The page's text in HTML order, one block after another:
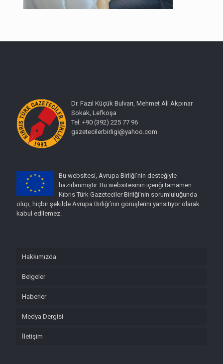
Dr. Fazıl Küçük Bulvarı, Mehmet Ali Akpınar
Sokak, Lefkoşa
Tel: +90 (392) 225 77 96
gazetecilerbirligi@yahoo.com
Bu websitesi, Avrupa Birliği’nin desteğiyle
hazırlanmıştır. Bu websitesinin içeriği tamamen
Kıbrıs Türk Gazeteciler Birliği'nin sorumluluğunda
olup, hiçbir şekilde Avrupa Birliği’nin görüşlerini yansıtıyor olarak
kabul edilemez.
Hakkımızda
Belgeler
Haberler
Medya Dergisi
İletişim